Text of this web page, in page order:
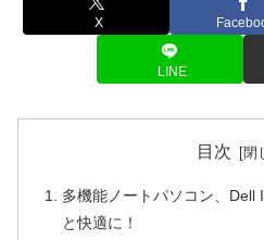
X
LINE
目次
多機能ノートパソコン、Dell
と快適に！